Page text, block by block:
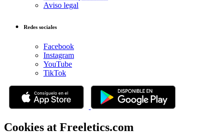
Aviso legal
Redes sociales
Facebook
Instagram
YouTube
TikTok
Cookies at Freeletics.com